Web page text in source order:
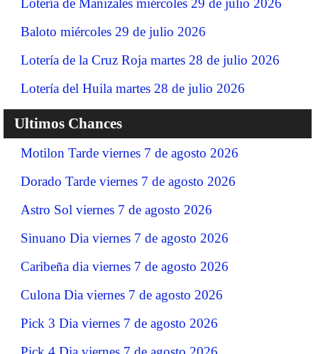
Lotería de Manizales miércoles 29 de julio 2026
Baloto miércoles 29 de julio 2026
Lotería de la Cruz Roja martes 28 de julio 2026
Lotería del Huila martes 28 de julio 2026
Ultimos Chances
Motilon Tarde viernes 7 de agosto 2026
Dorado Tarde viernes 7 de agosto 2026
Astro Sol viernes 7 de agosto 2026
Sinuano Dia viernes 7 de agosto 2026
Caribeña dia viernes 7 de agosto 2026
Culona Dia viernes 7 de agosto 2026
Pick 3 Dia viernes 7 de agosto 2026